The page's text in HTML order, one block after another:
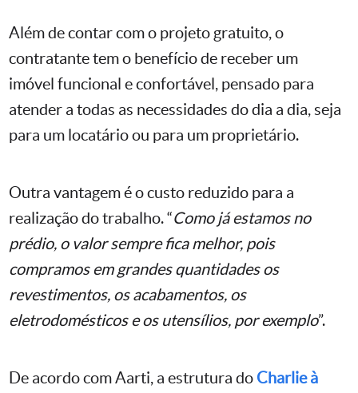
Além de contar com o projeto gratuito, o
contratante tem o benefício de receber um
imóvel funcional e confortável, pensado para
atender a todas as necessidades do dia a dia, seja
para um locatário ou para um proprietário.
Outra vantagem é o custo reduzido para a
realização do trabalho. “Como já estamos no
prédio, o valor sempre fica melhor, pois
compramos em grandes quantidades os
revestimentos, os acabamentos, os
eletrodomésticos e os utensílios, por exemplo”.
De acordo com Aarti, a estrutura do Charlie à